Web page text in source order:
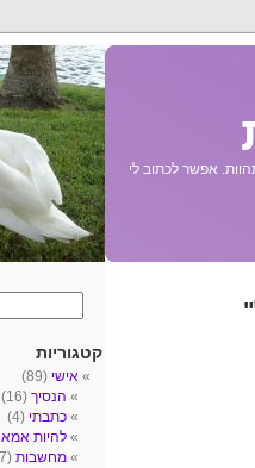
אפשר לכתוב לי
קטגוריות
אישי (89)
הנסיך (16)
כתבתי (4)
להיות אמא
מחשבות (27)